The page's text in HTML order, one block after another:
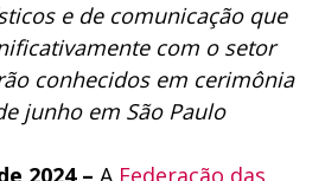
e de comunicação que
com o setor
conhecidos em cerimônia
junho em São Paulo